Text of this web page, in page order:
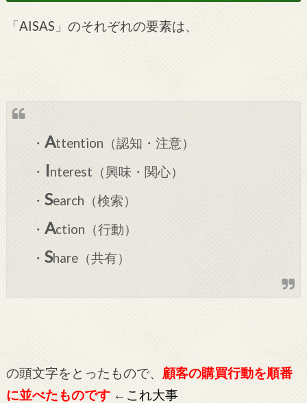
「AISAS」のそれぞれの要素は、
・Attention（認知・注意）
・ Interest（興味・関心）
・Search（検索）
・Action（行動）
・Share（共有）
の頭文字をとったもので、 顧客の購買行動を順番
に並べたものです← これ大事